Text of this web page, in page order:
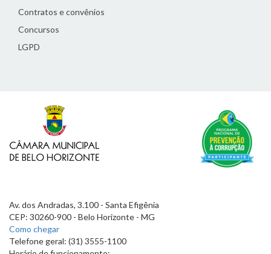
Contratos e convênios
Concursos
LGPD
Av. dos Andradas, 3.100 - Santa Efigênia
CEP: 30260-900 - Belo Horizonte - MG
Como chegar
Telefone geral: (31) 3555-1100